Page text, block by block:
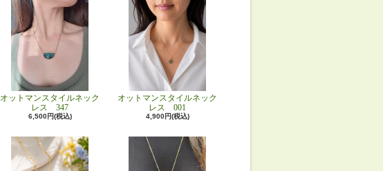
オットマンスタイルネック
レス 347
6,500円(税込)
オットマンスタイルネック
レス 001
4,900円(税込)